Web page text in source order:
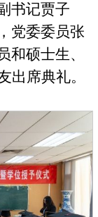
书记贾子
党委委员张
和硕士生、
出席典礼。